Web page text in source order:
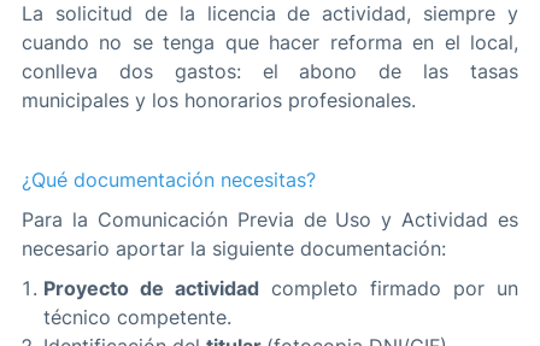
La solicitud de la licencia de actividad, siempre y
cuando no se tenga que hacer reforma en el local,
conlleva dos gastos: el abono de las tasas
municipales y los honorarios profesionales.
¿Qué documentación necesitas?
Para la Comunicación Previa de Uso y Actividad es
necesario aportar la siguiente documentación:
Proyecto de actividad completo firmado por un
técnico competente.